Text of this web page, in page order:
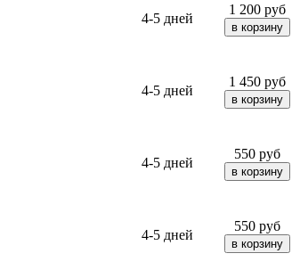
4-5 дней
1 200 руб
4-5 дней
1 450 руб
4-5 дней
550 руб
4-5 дней
550 руб